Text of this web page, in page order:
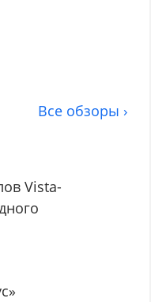
Все обзоры ›
Vista-